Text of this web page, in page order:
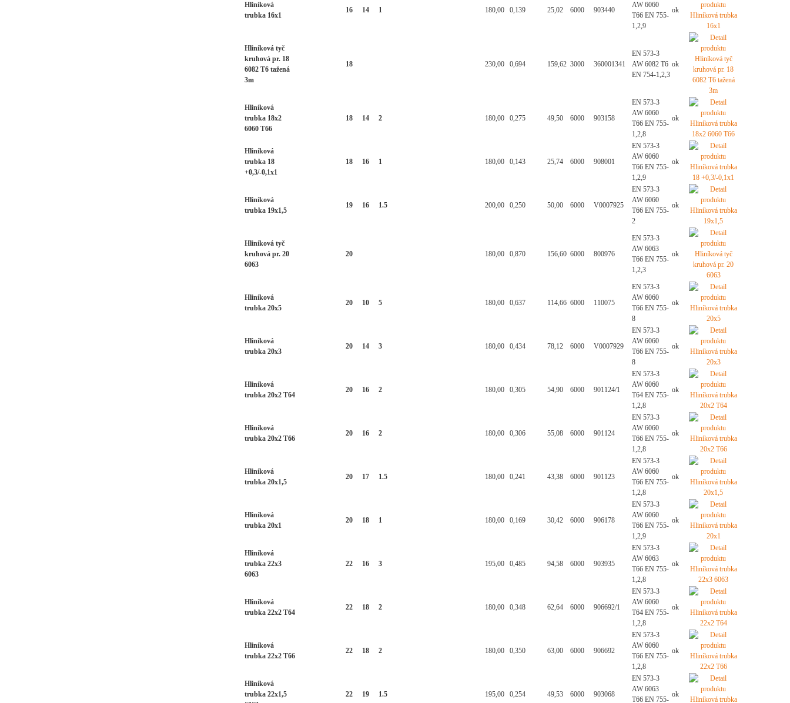
Hliníková
trubka 16x1
16 14 1 180,00 0,139 25,02 6000 903440
AW 6060
T66 EN 755-
1,2,9
ok
Hliníková tyč
kruhová pr. 18
6082 T6 tažená
3m
18 230,00 0,694 159,62 3000 360001341
EN 573-3
AW 6082 T6
EN 754-1,2,3
ok
Hliníková
trubka 18x2
6060 T66
18 14 2 180,00 0,275 49,50 6000 903158
EN 573-3
AW 6060
T66 EN 755-
1,2,8
ok
Hliníková
trubka 18
+0,3/-0,1x1
18 16 1 180,00 0,143 25,74 6000 908001
EN 573-3
AW 6060
T66 EN 755-
1,2,9
ok
Hliníková
trubka 19x1,5
19 16 1.5 200,00 0,250 50,00 6000 V0007925
EN 573-3
AW 6060
T66 EN 755-
2
ok
Hliníková tyč
kruhová pr. 20
6063
20 180,00 0,870 156,60 6000 800976
EN 573-3
AW 6063
T66 EN 755-
1,2,3
ok
Hliníková
trubka 20x5
20 10 5 180,00 0,637 114,66 6000 110075
EN 573-3
AW 6060
T66 EN 755-
8
ok
Hliníková
trubka 20x3
20 14 3 180,00 0,434 78,12 6000 V0007929
EN 573-3
AW 6060
T66 EN 755-
8
ok
Hliníková
trubka 20x2 T64
20 16 2 180,00 0,305 54,90 6000 901124/1
EN 573-3
AW 6060
T64 EN 755-
1,2,8
ok
Hliníková
trubka 20x2 T66
20 16 2 180,00 0,306 55,08 6000 901124
EN 573-3
AW 6060
T66 EN 755-
1,2,8
ok
Hliníková
trubka 20x1,5
20 17 1.5 180,00 0,241 43,38 6000 901123
EN 573-3
AW 6060
T66 EN 755-
1,2,8
ok
Hliníková
trubka 20x1
20 18 1 180,00 0,169 30,42 6000 906178
EN 573-3
AW 6060
T66 EN 755-
1,2,9
ok
Hliníková
trubka 22x3
6063
22 16 3 195,00 0,485 94,58 6000 903935
EN 573-3
AW 6063
T66 EN 755-
1,2,8
ok
Hliníková
trubka 22x2 T64
22 18 2 180,00 0,348 62,64 6000 906692/1
EN 573-3
AW 6060
T64 EN 755-
1,2,8
ok
Hliníková
trubka 22x2 T66
22 18 2 180,00 0,350 63,00 6000 906692
EN 573-3
AW 6060
T66 EN 755-
1,2,8
ok
Hliníková
trubka 22x1,5
22 19 1.5 195,00 0,254 49,53 6000 903068
EN 573-3
AW 6063
T66 EN 755-
ok